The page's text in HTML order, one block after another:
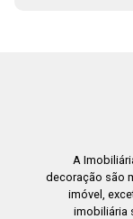
A
decoração são
imóvel,
imobiliária